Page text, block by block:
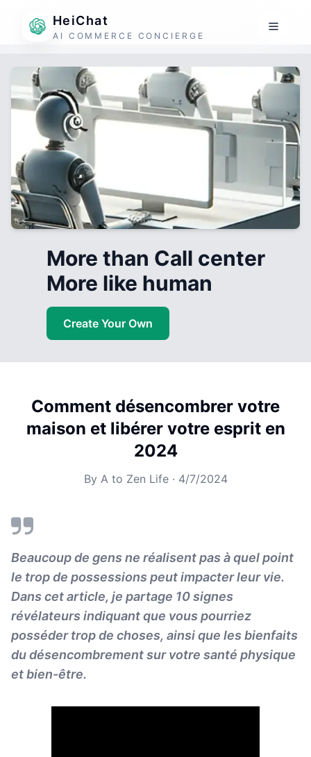
HeiChat
AI COMMERCE CONCIERGE
More than Call center
More like human
Create Your Own
Comment désencombrer votre
maison et libérer votre esprit en
2024
By A to Zen Life· 4/7/2024
Beaucoup de gens ne réalisent pas à quel point
le trop de possessions peut impacter leur vie.
Dans cet article, je partage 10 signes
révélateurs indiquant que vous pourriez
posséder trop de choses, ainsi que les bienfaits
du désencombrement sur votre santé physique
et bien-être.